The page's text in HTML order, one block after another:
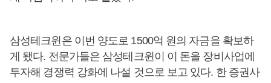
삼성테크윈은 이번 양도로 1500억 원의 자금을 확보하
게 됐다. 전문가들은 삼성테크윈이 이 돈을 장비사업에
투자해 경쟁력 강화에 나설 것으로 보고 있다. 한 증권사